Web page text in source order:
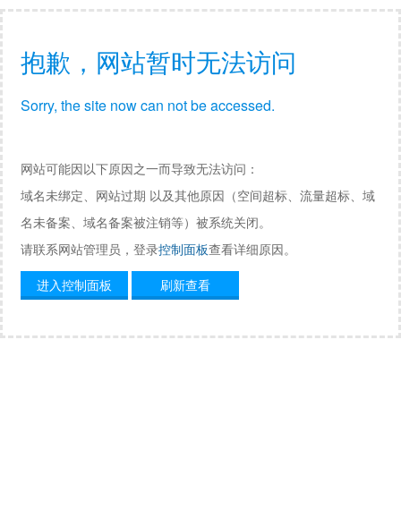
抱歉，网站暂时无法访问
Sorry, the site now can not be accessed.
网站可能因以下原因之一而导致无法访问：
域名未绑定、网站过期 以及其他原因（空间超标、流量超标、域
名未备案、域名备案被注销等）被系统关闭。
请联系网站管理员，登录控制面板查看详细原因。
进入控制面板
刷新查看